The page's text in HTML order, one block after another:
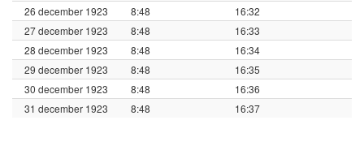
26 december 1923 8:48
16:32
27 december 1923
8:48
16:33
28 december 1923
8:48
16:34
29 december 1923
8:48
16:35
30 december 1923
8:48
16:36
31 december 1923
8:48 16:37